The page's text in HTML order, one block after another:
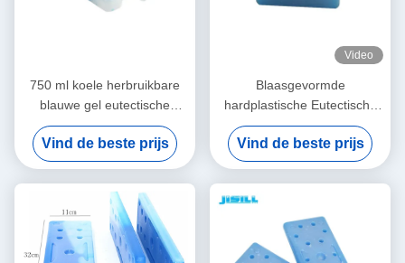
750 ml koele herbruikbare
blauwe gel eutectische
vriezerplaten voor versheid
en conservering van voedsel
met SAP
Vind de beste prijs
Video
Blaasgevormde
hardplastische Eutectische
koude platen, Eutectische
vriesplaten
Vind de beste prijs